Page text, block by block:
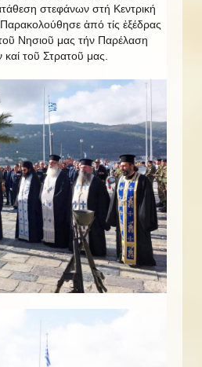
στεφάνων στή Κεντρική
ἀπό τίς ἐξέδρας
Νησιοῦ μας τήν Παρέλαση
τοῦ Στρατοῦ μας.